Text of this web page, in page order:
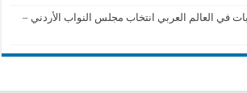
في العالم العربي انتخاب مجلس النواب الأردني –